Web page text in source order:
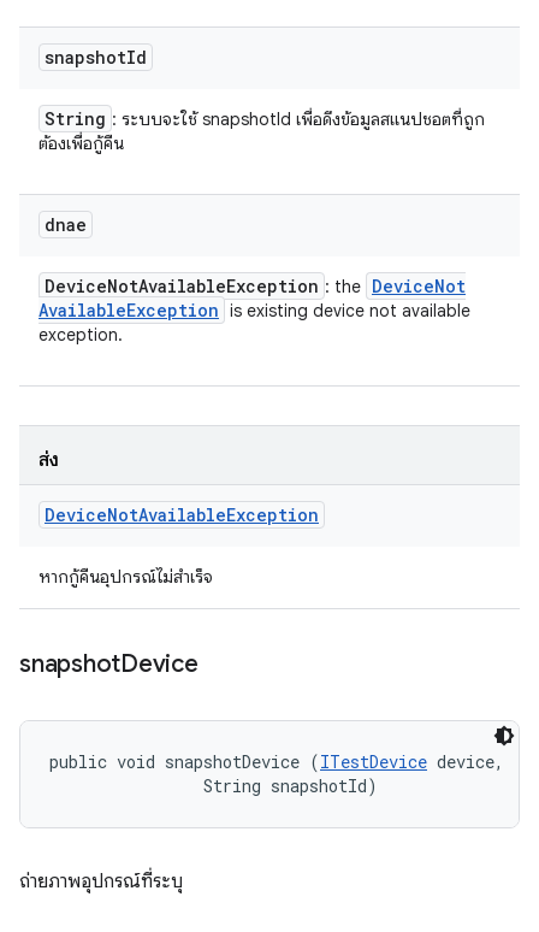
snapshotId
String : ระบบจะใช้ snapshotId เพื่อดึงข้อมูลสแนปชอตที่ถูก
ต้องเพื่อกู้คืน
dnae
DeviceNotAvailableException : the DeviceNot
AvailableException is existing device not available
exception.
ส่ง
DeviceNotAvailableException
หากกู้คืนอุปกรณ์ไม่สำเร็จ
snapshotDevice
public void snapshotDevice (ITestDevice device,
                String snapshotId)
ถ่ายภาพอุปกรณ์ที่ระบุ